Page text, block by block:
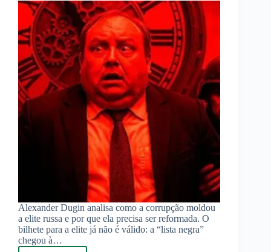
Alexander Dugin analisa como a corrupção moldou
a elite russa e por que ela precisa ser reformada. O
bilhete para a elite já não é válido: a “lista negra”
chegou à…